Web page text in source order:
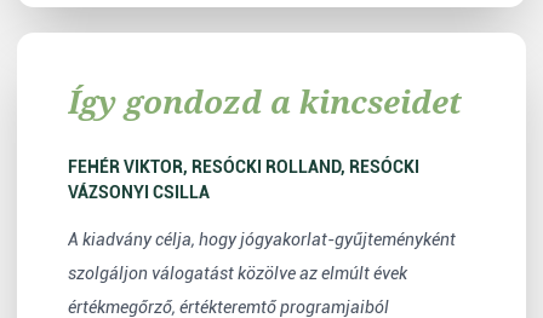
Így gondozd a kincseidet
FEHÉR VIKTOR, RESÓCKI ROLLAND, RESÓCKI
VÁZSONYI CSILLA
A kiadvány célja, hogy jógyakorlat-gyűjteményként
szolgáljon válogatást közölve az elmúlt évek
értékmegőrző, értékteremtő programjaiból